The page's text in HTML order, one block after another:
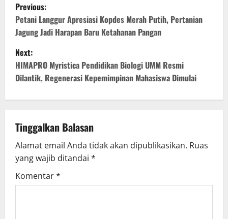
Previous:
Petani Langgur Apresiasi Kopdes Merah Putih, Pertanian
Jagung Jadi Harapan Baru Ketahanan Pangan
Next:
HIMAPRO Myristica Pendidikan Biologi UMM Resmi
Dilantik, Regenerasi Kepemimpinan Mahasiswa Dimulai
Tinggalkan Balasan
Alamat email Anda tidak akan dipublikasikan. Ruas
yang wajib ditandai *
Komentar*